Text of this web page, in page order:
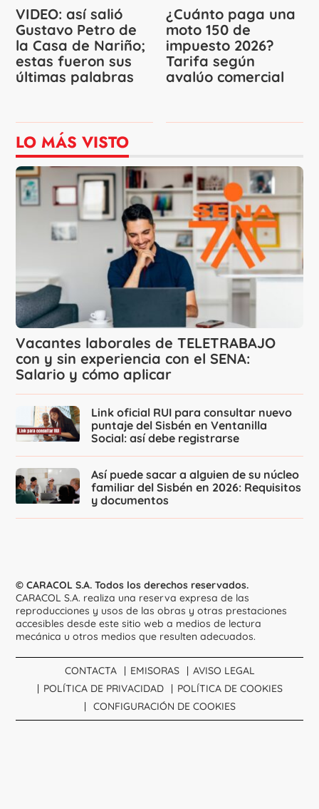
VIDEO: así salió
Gustavo Petro de
la Casa de Nariño;
estas fueron sus
últimas palabras
¿Cuánto paga una
moto 150 de
impuesto 2026?
Tarifa según
avalúo comercial
LO MÁS VISTO
Vacantes laborales de TELETRABAJO
con y sin experiencia con el SENA:
Salario y cómo aplicar
Link oficial RUI para consultar nuevo
puntaje del Sisbén en Ventanilla
Social: así debe registrarse
Así puede sacar a alguien de su núcleo
familiar del Sisbén en 2026: Requisitos
y documentos
© CARACOL S.A. Todos los derechos reservados.
CARACOL S.A. realiza una reserva expresa de las
reproducciones y usos de las obras y otras prestaciones
accesibles desde este sitio web a medios de lectura
mecánica u otros medios que resulten adecuados.
CONTACTA EMISORAS
AVISO LEGAL
POLÍTICA DE PRIVACIDAD
POLÍTICA DE COOKIES
CONFIGURACIÓN DE COOKIES